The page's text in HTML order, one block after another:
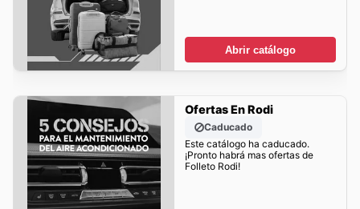
Abrir catálogo
Ofertas En Rodi
Caducado
Este catálogo ha caducado.
¡Pronto habrá mas ofertas de
Folleto Rodi!